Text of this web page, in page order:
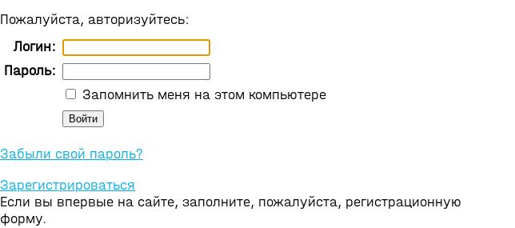
Пожалуйста, авторизуйтесь:
Логин:
Пароль:
Запомнить меня на этом компьютере
Забыли свой пароль?
Зарегистрироваться
Если вы впервые на сайте, заполните, пожалуйста, регистрационную
форму.